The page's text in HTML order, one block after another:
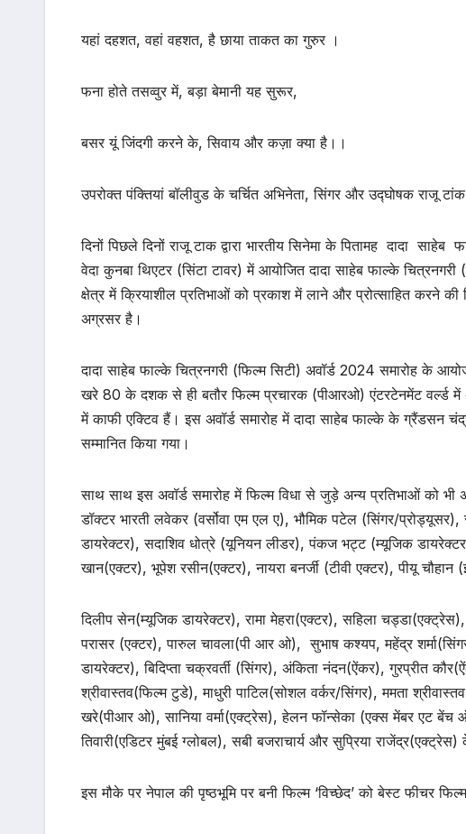
यहां दहशत, वहां वहशत, है छाया ताकत का गुरुर ।
फना होते तसव्वुर में, बड़ा बेमानी यह सुरूर,
बसर यूं जिंदगी करने के, सिवाय और कज़ा क्या है।।
उपरोक्त पंक्तियां बॉलीवुड के चर्चित अभिनेता, सिंगर और उद्घोषक राजू
दिनों पिछले दिनों राजू टाक द्वारा भारतीय सिनेमा के पितामह दादा
वेदा कुनबा थिएटर (सिंटा टावर) में आयोजित दादा साहेब फाल्के
क्षेत्र में क्रियाशील प्रतिभाओं को प्रकाश में लाने और प्रोत्साहित करने
अग्रसर है।
दादा साहेब फाल्के चित्रनगरी (फिल्म सिटी) अवॉर्ड 2024 समारोह के
खरे 80 के दशक से ही बतौर फिल्म प्रचारक (पीआरओ) एंटरटेनमेंट वर्ल्ड
में काफी एक्टिव हैं। इस अवॉर्ड समारोह में दादा साहेब फाल्के के ग्रैंडसन
सम्मानित किया गया।
साथ साथ इस अवॉर्ड समारोह में फिल्म विधा से जुड़े अन्य प्रतिभाओं को भी
डॉक्टर भारती लवेकर (वर्सोवा एम एल ए), भौमिक पटेल (सिंगर/
डायरेक्टर), सदाशिव धोत्रे (यूनियन लीडर), पंकज भट्ट (म्यूजिक
खान(एक्टर), भूपेश रसीन(एक्टर), नायरा बनर्जी (टीवी एक्टर), पीयू चौहान
दिलीप सेन(म्यूजिक डायरेक्टर), रामा मेहरा(एक्टर), सहिला
परासर (एक्टर), पारुल चावला(पी आर ओ), सुभाष कश्यप, महेंद्र
डायरेक्टर), बिदिप्ता चक्रवर्ती (सिंगर), अंकिता नंदन(ऐंकर), गुरप्रीत
श्रीवास्तव(फिल्म टुडे), माधुरी पाटिल(सोशल वर्कर/सिंगर), ममता
खरे(पीआर ओ), सानिया वर्मा(एक्ट्रेस), हेलन फॉन्सेका (एक्स मेंबर एट
तिवारी(एडिटर मुंबई ग्लोबल), सबी बजराचार्य और सुप्रिया
इस मौके पर नेपाल की पृष्ठभूमि पर बनी फिल्म ‘विच्छेद’ को बेस्ट फीचर फिल्म